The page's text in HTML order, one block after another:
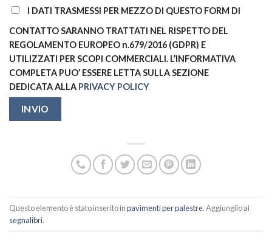
I DATI TRASMESSI PER MEZZO DI QUESTO FORM DI
CONTATTO SARANNO TRATTATI NEL RISPETTO DEL
REGOLAMENTO EUROPEO n.679/2016 (GDPR) E
UTILIZZATI PER SCOPI COMMERCIALI. L’INFORMATIVA
COMPLETA PUO’ ESSERE LETTA SULLA SEZIONE
DEDICATA ALLA PRIVACY POLICY
Questo elemento è stato inserito inpavimenti per palestre. Aggiungilo ai
segnalibri.